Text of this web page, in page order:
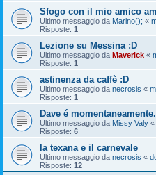
Sfogo con il mio amico
Ultimo messaggio da Marino(); «
Risposte: 1
Lezione su Messina :D
Ultimo messaggio da Maverick «
Risposte: 1
astinenza da caffè :D
Ultimo messaggio da necrosis «
Risposte: 1
Dave é
Ultimo messaggio da Missy Valy «
Risposte: 6
la texana e il carnevale
Ultimo messaggio da necrosis «
Risposte: 12